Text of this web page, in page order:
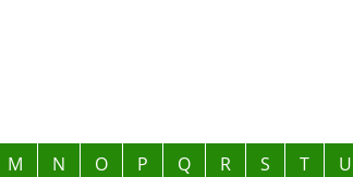
M N O P Q R S T U